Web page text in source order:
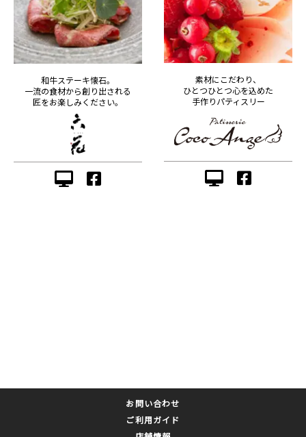
和牛ステーキ懐石。
一流の食材から創り出される
匠をお楽しみください。
素材にこだわり、
ひとつひとつ心を込めた
手作りパティスリー
お問い合わせ
ご利用ガイド